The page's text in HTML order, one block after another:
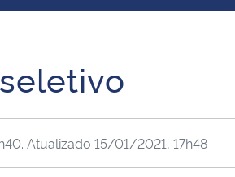
Banco Central do Brasil
. Atualizado 15/01/2021, 17h48